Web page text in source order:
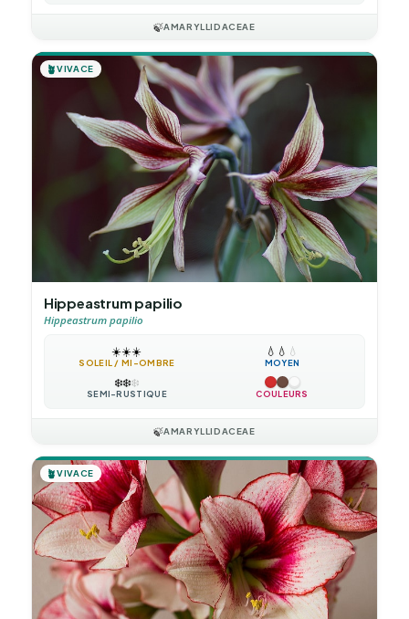
🍃AMARYLLIDACEAE
🪴VIVACE
Hippeastrum papilio
Hippeastrum papilio
☀️☀️☀️
SOLEIL / MI-OMBRE
💧 💧 💧
MOYEN
❄️❄️❄️
SEMI-RUSTIQUE COULEURS
🍃AMARYLLIDACEAE
🪴VIVACE